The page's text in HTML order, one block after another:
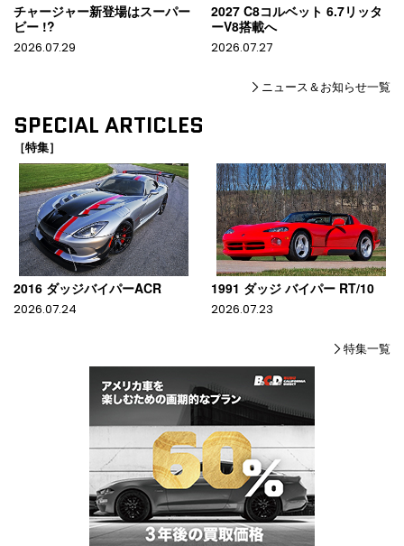
チャージャー新登場はスーパー
ビー !?
2026.07.29
2027 C8コルベット 6.7リッタ
ーV8搭載へ
2026.07.27
ニュース＆お知らせ一覧
SPECIAL ARTICLES
［特集］
2016 ダッジバイパーACR
2026.07.24
1991 ダッジ バイパー RT/10
2026.07.23
特集一覧